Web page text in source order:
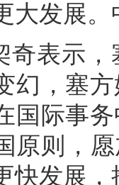
大发展
奇表示
幻，塞
国际事
原则，
快发展